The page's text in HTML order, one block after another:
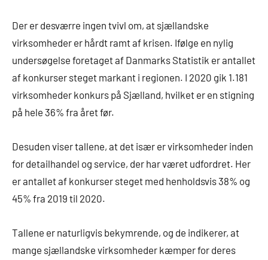
Der er desværre ingen tvivl om, at sjællandske
virksomheder er hårdt ramt af krisen. Ifølge en nylig
undersøgelse foretaget af Danmarks Statistik er antallet
af konkurser steget markant i regionen. I 2020 gik 1.181
virksomheder konkurs på Sjælland, hvilket er en stigning
på hele 36% fra året før.
Desuden viser tallene, at det især er virksomheder inden
for detailhandel og service, der har været udfordret. Her
er antallet af konkurser steget med henholdsvis 38% og
45% fra 2019 til 2020.
Tallene er naturligvis bekymrende, og de indikerer, at
mange sjællandske virksomheder kæmper for deres